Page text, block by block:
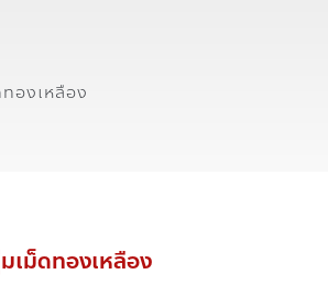
องเหลือง
เม็ดทองเหลือง